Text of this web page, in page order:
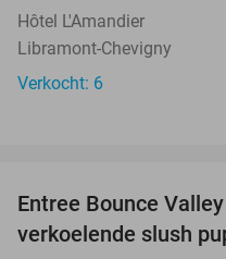
Hôtel L'Amandier
Libramont-Chevigny
Verkocht: 6
Entree Bounce
verkoelende slush